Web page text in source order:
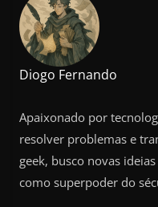
Diogo Fernando
Apaixonado por
resolver problemas e
geek, busco novas
como superpoder do